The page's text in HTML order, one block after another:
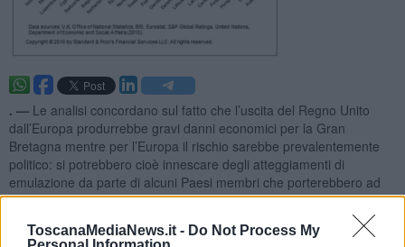
ToscanaMediaNews.it - Do Not Process My
. — Le analisi concordano sul fatto che l’uscita del Regno Unito
dall’Europa produrrebbe gravi danni economici per la Gran
Bretagna mentre per l’Europa il rischio sarebbe prevalentemente
politico: si potrebbero cioè innescare degli atteggiamenti di
emulazione da parte di alcuni Paesi membri che porterebbero ad
un sostanziale indebolimento dell’Unione che già di per se vive di